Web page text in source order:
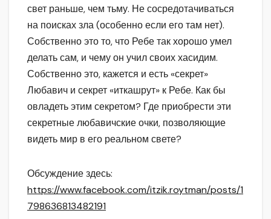
свет раньше, чем тьму. Не сосредотачиваться
на поисках зла (особенно если его там нет).
Собственно это то, что Ребе так хорошо умел
делать сам, и чему он учил своих хасидим.
Собственно это, кажется и есть «секрет»
Любавич и секрет «иткашрут» к Ребе. Как бы
овладеть этим секретом? Где приобрести эти
секретные любавичские очки, позволяющие
видеть мир в его реальном свете?
Обсуждение здесь:
https://www.facebook.com/itzik.roytman/posts/1
798636813482191